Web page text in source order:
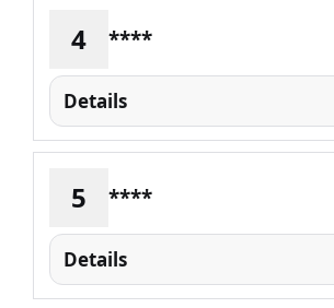
4 ****
Details
5 ****
Details